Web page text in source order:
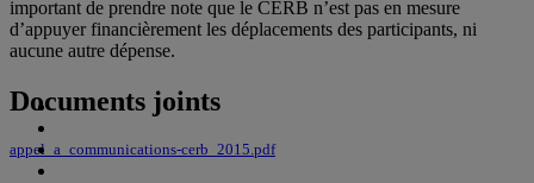
important de prendre note que le CERB n’est pas en mesure
d’appuyer financièrement les déplacements des participants, ni
aucune autre dépense.
Documents joints
appel_a_communications-cerb_2015.pdf